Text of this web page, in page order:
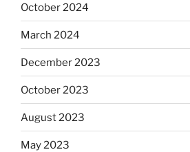
October 2024
March 2024
December 2023
October 2023
August 2023
May 2023